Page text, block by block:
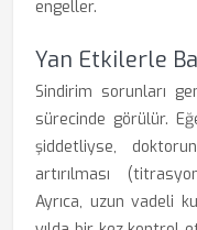
engeller.
Yan Etkilerle
Sindirim sorunları
sürecinde görülür.
şiddetliyse,
artırılması
Ayrıca, uzun vadeli